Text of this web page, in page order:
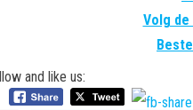
Volg
and like us: